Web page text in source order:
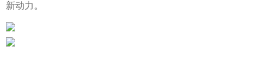
新动力。